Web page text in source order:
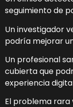
seguimiento de
Un investigador
podría mejorar
Un profesional
cubierta que
experiencia
El problema rara